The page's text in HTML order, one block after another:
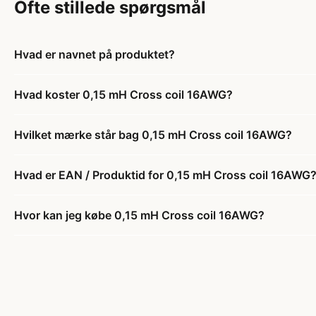
Ofte stillede spørgsmål
Hvad er navnet på produktet?
Hvad koster 0,15 mH Cross coil 16AWG?
Hvilket mærke står bag 0,15 mH Cross coil 16AWG?
Hvad er EAN / Produktid for 0,15 mH Cross coil 16AWG?
Hvor kan jeg købe 0,15 mH Cross coil 16AWG?